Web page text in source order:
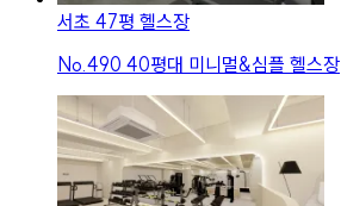
서초 47평 헬스장
No. 490 40평대 미니멀&심플 헬스장